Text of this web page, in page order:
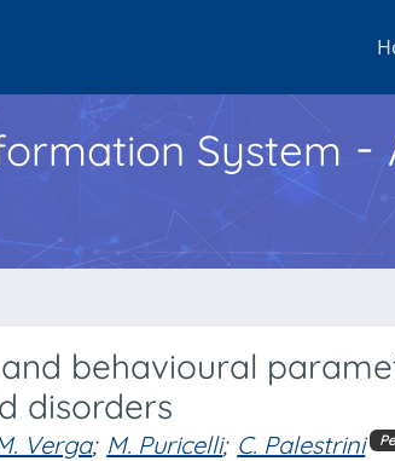
System -
behavioural
disorders
Verga; M. Puricelli; C. Palestrini